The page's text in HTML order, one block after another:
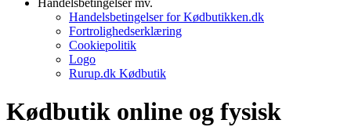
Handelsbetingelser mv.
Handelsbetingelser for Kødbutikken.dk
Fortrolighedserklæring
Cookiepolitik
Logo
Rurup.dk Kødbutik
Kødbutik online og fysisk